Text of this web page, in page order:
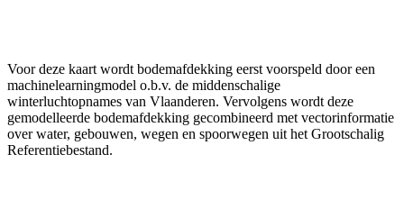
Voor deze kaart wordt bodemafdekking eerst voorspeld door een
machinelearningmodel o.b.v. de middenschalige
winterluchtopnames van Vlaanderen. Vervolgens wordt deze
gemodelleerde bodemafdekking gecombineerd met vectorinformatie
over water, gebouwen, wegen en spoorwegen uit het Grootschalig
Referentiebestand.